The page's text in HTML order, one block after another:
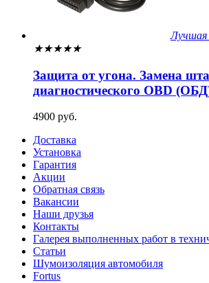
Лучшая
★★★★★
Защита от угона. Замена
диагностического OBD
4900 руб.
Доставка
Установка
Гарантия
Акции
Обратная связь
Вакансии
Наши друзья
Контакты
Галерея выполненных работ в
Статьи
Шумоизоляция автомобиля
Fortus